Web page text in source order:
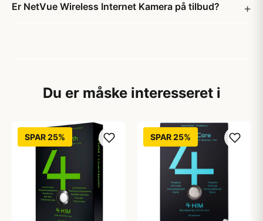
Er NetVue Wireless Internet Kamera på tilbud?
Du er måske interesseret i
SPAR 25% SPAR 25%